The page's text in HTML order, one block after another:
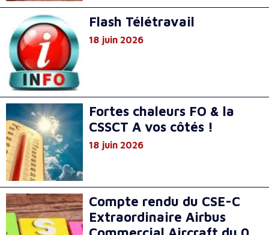
Flash Télétravail
18 juin 2026
Fortes chaleurs FO & la
CSSCT A vos côtés !
18 juin 2026
Compte rendu du CSE-C
Extraordinaire Airbus